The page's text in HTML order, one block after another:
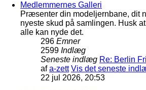
Medlemmernes Galleri
Præsenter din modeljernbane, dit
nyeste skud på samlingen. Husk
alle kan nyde det.
296 Emner
2599 Indlæg
Seneste indlæg Re: Berlin
afa-zett Vis det seneste
22 jul 2026, 20:53